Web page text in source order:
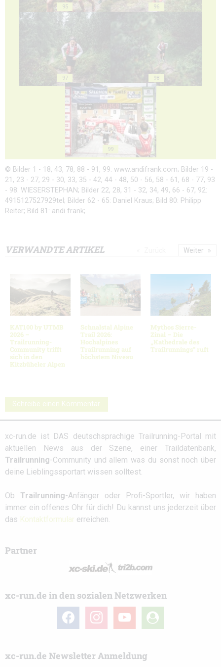
95 96
97 98
99
© Bilder 1 - 18, 43, 78, 88 - 91, 99: www.andifrank.com; Bilder 19 -
21, 23 - 27, 29 - 30, 33, 35 - 42, 44 - 48, 50 - 56, 58 - 61, 68 - 77, 93
- 98: WIESERSTEPHAN; Bilder 22, 28, 31 - 32, 34, 49, 66 - 67, 92:
4915127527929tel; Bilder 62 - 65: Daniel Kraus; Bild 80: Philipp
Reiter; Bild 81: andi frank;
VERWANDTE ARTIKEL
KAT100 by UTMB
2026 –
Trailrunning-
Community trifft
sich in den
Kitzbüheler Alpen
Schnalstal Alpine
Trail 2026:
Hochalpines
Trailrunning auf
höchstem Niveau
Mythos Sierre-
Zinal – Die
„Kathedrale des
Trailrunnings“ ruft
Weiter
Schreibe einen Kommentar
xc-run.de ist DAS deutschsprachige Trailrunning-Portal mit
aktuellen News aus der Szene, einer Traildatenbank,
Trailrunning-Community und allem was du sonst noch über
deine Lieblingssportart wissen solltest.
Ob Trailrunning-Anfänger oder Profi-Sportler, wir haben
immer ein offenes Ohr für dich! Du kannst uns jederzeit über
das Kontaktformular erreichen.
Partner
xc-run.de in den sozialen Netzwerken
facebook instagramyoutube
user-
circle
xc-run.de Newsletter Anmeldung